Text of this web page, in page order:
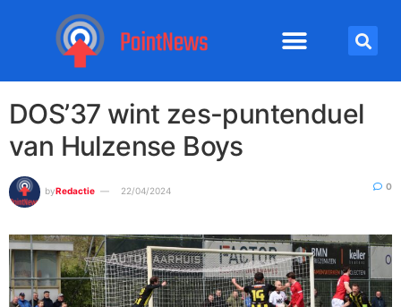
DOS’37 wint zes-puntenduel
van Hulzense Boys
byRedactie 22/04/2024 0